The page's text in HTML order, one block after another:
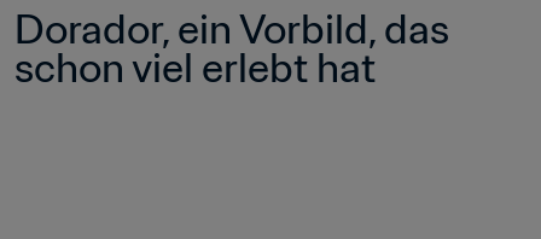
Dorador, ein Vorbild, das
schon viel erlebt hat